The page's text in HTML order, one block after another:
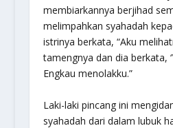
membiarkannya berjihad
melimpahkan syahadah
istrinya berkata, “Aku
tamengnya dan dia berkata,
Engkau menolakku.”
Laki-laki pincang ini
syahadah dari dalam lubuk